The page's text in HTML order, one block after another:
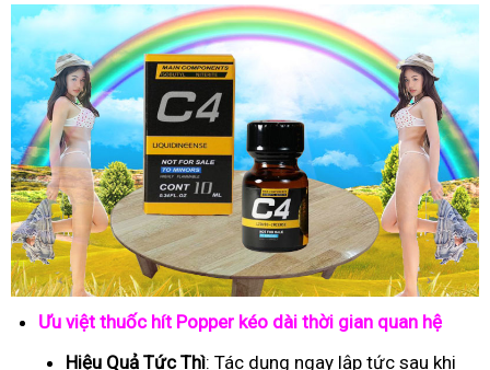
Ưu việt thuốc hít Popper kéo dài thời gian quan hệ
Hiệu Quả Tức Thì: Tác dụng ngay lập tức sau khi